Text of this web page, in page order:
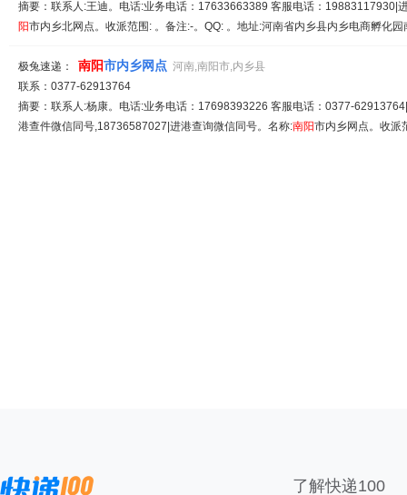
摘要：联系人:王迪。电话:业务电话：17633663389 客服电话：19883117930|
阳市内乡北网点。收派范围: 。备注:-。QQ: 。地址:河南省内乡县内乡电商孵化
极兔速递： 南阳市内乡网点 河南,南阳市,内乡县
联系：0377-62913764
摘要：联系人:杨康。电话:业务电话：17698393226 客服电话：0377-
港查件微信同号,18736587027|进港查询微信同号。名称:南阳市内乡网点。收
了解快递100